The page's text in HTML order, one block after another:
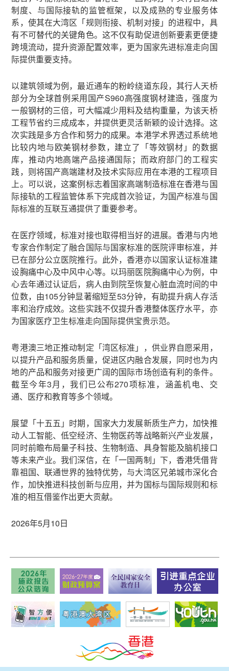
制度、与国际接轨的监管框架，以及成熟的专业服务体
系，使其在大湾区「规则衔接、机制对接」的进程中，具
有不可替代的关键角色。这不仅有助促进创新要素更便捷
跨境流动，提升资源配置效率，更为国家先进标准走向国
际提供重要支持。
以建筑领域为例，最近通车的粉岭绕道东段，其行人天桥
部分为全球首例采用国产S960高强度钢材建造，强度为
一般钢材的三倍，可大幅减少用料及结构重量，为该天桥
工程节省约三成成本，并提供更灵活新颖的设计选择。这
次实践是多方合作和努力的成果。本港学术界透过系统地
比较内地与欧美钢材参数，建立了「等效钢材」的数据
库，推动内地高端产品接通国际；而政府部门的工程实
践，则将国产高端建材及技术实际应用在本港的工程项目
上。可以说，这案例标志着国家高端制造标准在香港与国
际接轨的工程监管体系下完成首次验证，为国产标准与国
际标准的互联互通提供了重要参考。
在医疗领域，标准对接也取得相当好的进展。香港与内地
专家合作制定了融合国际与国家标准的医院评审标准，并
已在部分公立医院推行。此外，香港亦以国家认证标准建
设胸痛中心及中风中心等。以玛丽医院胸痛中心为例，中
心去年通过认证后，病人由到院至恢复心脏血流时间的中
位数，由105分钟显著缩短至53分钟，有助提升病人存活
率和治疗成效。这些实践不仅提升香港整体医疗水平，亦
为国家医疗卫生标准走向国际提供宝贵示范。
粤港澳三地正推动制定「湾区标准」，供业界自愿采用，
以提升产品和服务质量，促进区内融合发展，同时也为内
地的产品和服务对接更广阔的国际市场创造有利的条件。
截至今年3月，我们已公布270项标准，涵盖机电、交
通、医疗和教育等多个领域。
展望「十五五」时期，国家大力发展新质生产力，加快推
动人工智能、低空经济、生物医药等战略新兴产业发展，
同时前瞻布局量子科技、生物制造、具身智能及脑机接口
等未来产业。我们深信，在「一国两制」下，香港凭借背
靠祖国、联通世界的独特优势，与大湾区兄弟城市深化合
作，加快推进科技创新与应用，并为国标与国际规则和标
准的相互借鉴作出更大贡献。
2026年5月10日